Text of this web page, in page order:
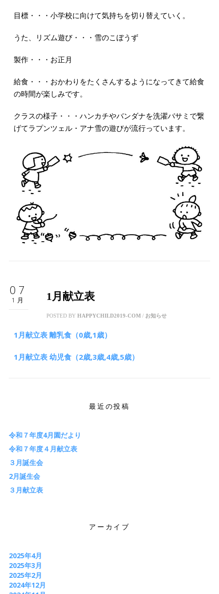
目標・・・小学校に向けて気持ちを切り替えていく。
うた、リズム遊び・・・雪のこぼうず
製作・・・お正月
給食・・・おかわりをたくさんするようになってきて給食
の時間が楽しみです。
クラスの様子・・・ハンカチやバンダナを洗濯バサミで繋
げてラプンツェル・アナ雪の遊びが流行っています。
07
1月 1月献立表
POSTED BY HAPPYCHILD2019-COM/ お知らせ
1月献立表 離乳食（0歳,1歳）
1月献立表 幼児食（2歳,3歳,4歳,5歳）
最近の投稿
令和７年度4月園だより
令和７年度４月献立表
３月誕生会
2月誕生会
３月献立表
アーカイブ
2025年4月
2025年3月
2025年2月
2024年12月